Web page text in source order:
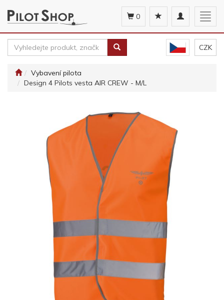
Toggle
navigation
0
CZK
Vybavení pilota
Design 4 Pilots vesta AIR CREW - M/L